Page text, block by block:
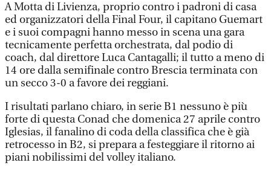
A Motta di Livienza, proprio contro i padroni di casa
ed organizzatori della Final Four, il capitano Guemart
e i suoi compagni hanno messo in scena una gara
tecnicamente perfetta orchestrata, dal podio di
coach, dal direttore Luca Cantagalli; il tutto a meno di
14 ore dalla semifinale contro Brescia terminata con
un secco 3-0 a favore dei reggiani.
I risultati parlano chiaro, in serie B1 nessuno è più
forte di questa Conad che domenica 27 aprile contro
Iglesias, il fanalino di coda della classifica che è già
retrocesso in B2, si prepara a festeggiare il ritorno ai
piani nobilissimi del volley italiano.